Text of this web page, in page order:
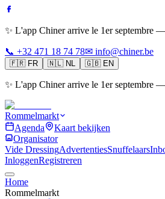
✨ L'app Chiner arrive le 1er septembre
📞 +32 471 18 74 78✉ info@chiner.be
🇫🇷 FR 🇳🇱 NL 🇬🇧 EN
✨ L'app Chiner arrive le 1er septembre
Rommelmarkt
Agenda
Kaart bekijken
Organisator
Vide DressingAdvertentiesSnuffelaars
InloggenRegistreren
Home
Rommelmarkt